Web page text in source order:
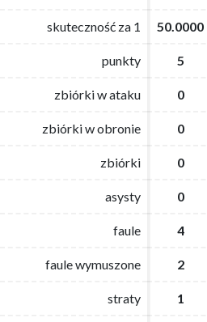
skuteczność za 1 50.0000
punkty 5
zbiórki w ataku 0
zbiórki w obronie 0
zbiórki 0
asysty 0
faule 4
faule wymuszone 2
straty 1
skuteczność za 1 50.0000
punkty 5
zbiórki w ataku 0
zbiórki w obronie 0
zbiórki 0
asysty 0
faule 4
faule wymuszone 2
straty 1